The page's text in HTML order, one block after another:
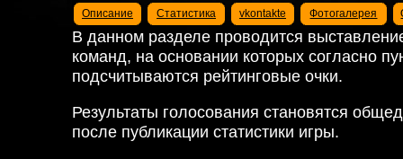
Описание Статистика vkontakte Фотогалерея
В данном разделе проводится
команд, на основании которых согласно
подсчитываются рейтинговые очки.
Результаты голосования становятся
после публикации статистики игры.